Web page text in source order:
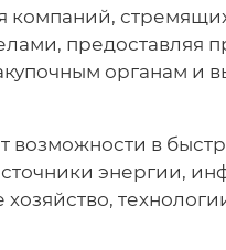
предоставляя
органам и
возможности в
энергии,